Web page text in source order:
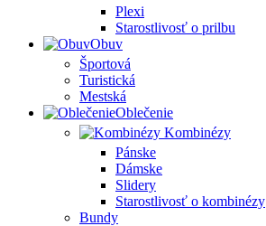
Plexi
Starostlivosť o prilbu
Obuv
Športová
Turistická
Mestská
Oblečenie
Kombinézy
Pánske
Dámske
Slidery
Starostlivosť o kombinézy
Bundy